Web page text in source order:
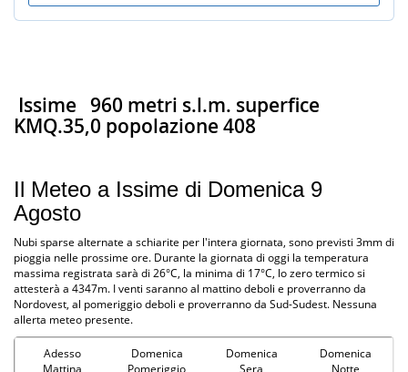
Issime 960 metri s.l.m. superfice
KMQ.35,0 popolazione 408
Il Meteo a Issime di Domenica 9
Agosto
Nubi sparse alternate a schiarite per l'intera giornata, sono previsti 3mm di
pioggia nelle prossime ore. Durante la giornata di oggi la temperatura
massima registrata sarà di 26°C, la minima di 17°C, lo zero termico si
attesterà a 4347m. I venti saranno al mattino deboli e proverranno da
Nordovest, al pomeriggio deboli e proverranno da Sud-Sudest. Nessuna
allerta meteo presente.
Adesso
Mattina
Domenica
Pomeriggio
Domenica
Sera
Domenica
Notte